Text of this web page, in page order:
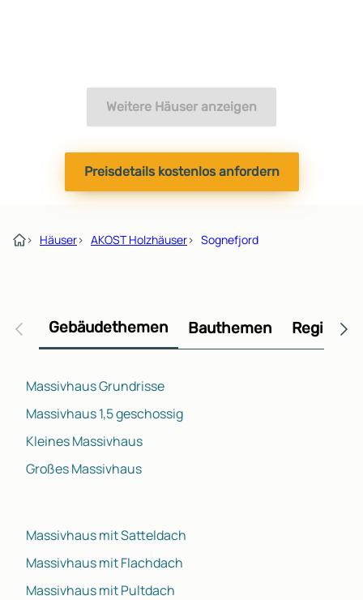
Weitere Häuser anzeigen
Preisdetails kostenlos anfordern
› Häuser› AKOST Holzhäuser› Sognefjord
Gebäudethemen Bauthemen
Massivhaus Grundrisse
Massivhaus 1,5 geschossig
Kleines Massivhaus
Großes Massivhaus
Massivhaus mit Satteldach
Massivhaus mit Flachdach
Massivhaus mit Pultdach